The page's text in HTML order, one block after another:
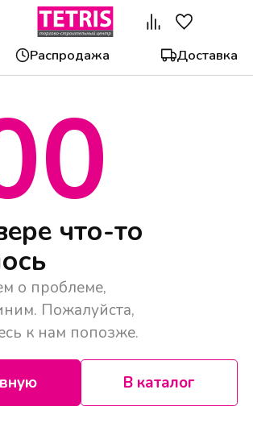
Распродажа Доставка
что-то
о проблеме,
Пожалуйста,
к нам попозже.
В каталог